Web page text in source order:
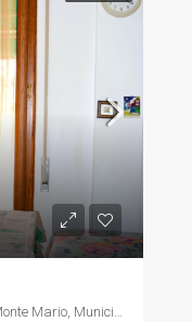
Via Giovanni Agostino De Cosmi 22, Monte Mario, Municipio Roma XIV, Roma, Lazio, 00135, Italia, Italia, Lazio, Via Giovanni Agostino De Cosmi 22, Monte Mario, Municipio Roma XIV, Roma, Lazio, 00135, Italia, Roma